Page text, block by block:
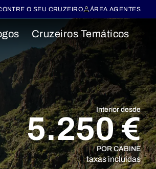
O SEU CRUZEIRO ÁREA AGENTES
Cruzeiros Temáticos
Interior desde
5.250 €
POR CABINE
taxas incluidas